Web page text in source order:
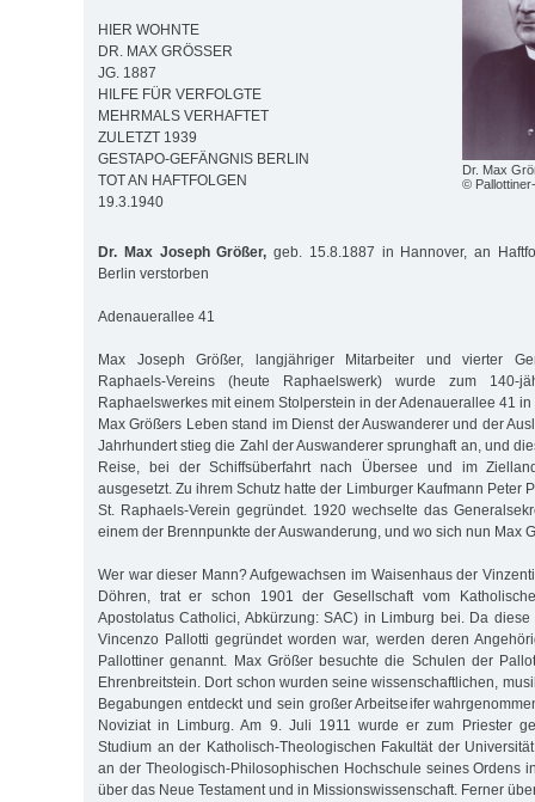
Dr. Max
©
HIER WOHNTE
DR. MAX GRÖSSER
JG. 1887
HILFE FÜR VERFOLGTE
MEHRMALS VERHAFTET
ZULETZT 1939
GESTAPO-GEFÄNGNIS BERLIN
TOT AN HAFTFOLGEN
19.3.1940
Dr. Max Joseph Größer, geb. 15.8.1887 in Hannover, an
Berlin verstorben
Adenauerallee 41
Max Joseph Größer, langjähriger Mitarbeiter und vierter
Raphaels-Vereins (heute Raphaelswerk) wurde zum 140-
Raphaelswerkes mit einem Stolperstein in der Adenauerallee 41
Max Größers Leben stand im Dienst der Auswanderer und der
Jahrhundert stieg die Zahl der Auswanderer sprunghaft an, und
Reise, bei der Schiffsüberfahrt nach Übersee und im
ausgesetzt. Zu ihrem Schutz hatte der Limburger Kaufmann Peter
St. Raphaels-Verein gegründet. 1920 wechselte das
einem der Brennpunkte der Auswanderung, und wo sich nun Max
Wer war dieser Mann? Aufgewachsen im Waisenhaus der
Döhren, trat er schon 1901 der Gesellschaft vom
Apostolatus Catholici, Abkürzung: SAC) in Limburg bei. Da
Vincenzo Pallotti gegründet worden war, werden deren
Pallottiner genannt. Max Größer besuchte die Schulen der
Ehrenbreitstein. Dort schon wurden seine wissenschaftlichen,
Begabungen entdeckt und sein großer Arbeitseifer
Noviziat in Limburg. Am 9. Juli 1911 wurde er zum Priester
Studium an der Katholisch-Theologischen Fakultät der
an der Theologisch-Philosophischen Hochschule seines Ordens
über das Neue Testament und in Missionswissenschaft. Ferner